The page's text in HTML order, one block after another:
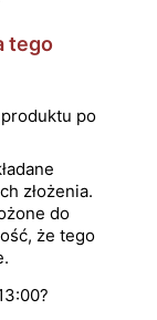
tego
po
złożenia.
do
że tego